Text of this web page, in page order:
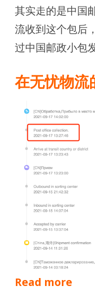
其实走的是中国
流收到这个包后
过中国邮政小包
在无忧物流
Read more